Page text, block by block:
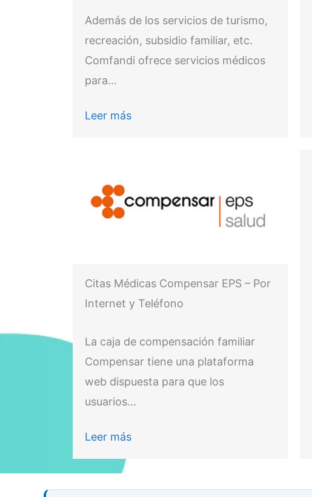
Además de los servicios de turismo,
recreación, subsidio familiar, etc.
Comfandi ofrece servicios médicos
para…
Leer más
Citas Médicas Compensar EPS – Por
Internet y Teléfono
La caja de compensación familiar
Compensar tiene una plataforma
web dispuesta para que los
usuarios…
Leer más